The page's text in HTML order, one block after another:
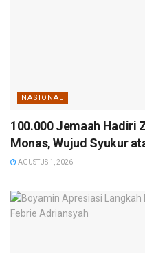
NASIONAL
100.000 Jemaah Hadiri
Monas, Wujud Syukur
AGUSTUS 1, 2026